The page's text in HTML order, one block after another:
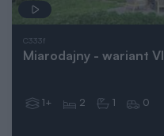
C333f
Miarodajny - wariant VI
1+ 2 1 0